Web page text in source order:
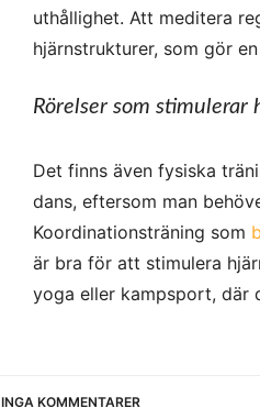
uthållighet. Att meditera
hjärnstrukturer, som gör
Rörelser som stimulerar
Det finns även fysiska
dans, eftersom man
Koordinationsträning som
är bra för att stimulera
yoga eller kampsport, där
INGA KOMMENTARER